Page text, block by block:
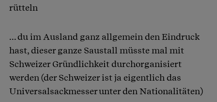
rütteln
... du im Ausland ganz allgemein den Eindruck
hast, dieser ganze Saustall müsste mal mit
Schweizer Gründlichkeit durchorganisiert
werden (der Schweizer ist ja eigentlich das
Universalsackmesser unter den Nationalitäten)